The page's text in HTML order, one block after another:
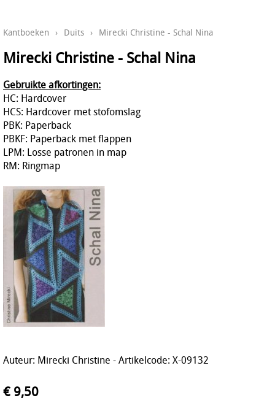
Kantboeken › Duits › Mirecki Christine - Schal Nina
Mirecki Christine - Schal Nina
Gebruikte afkortingen:
HC: Hardcover
HCS: Hardcover met stofomslag
PBK: Paperback
PBKF: Paperback met flappen
LPM: Losse patronen in map
RM: Ringmap
Auteur: Mirecki Christine - Artikelcode: X-09132
€ 9,50